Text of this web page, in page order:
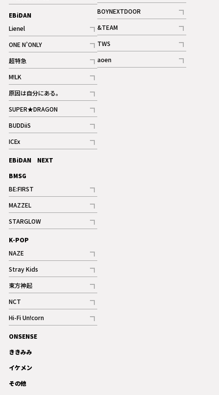
記事
ギャラリー
EBiDAN
Lienel
記事
ONE N’ONLY
記事
超特急
記事
M!LK
記事
原因は自分にある。
記事
SUPER★DRAGON
記事
BUDDiiS
記事
ICEx
記事
EBiDAN NEXT
BMSG
BE:FIRST
記事
ギャラリー
MAZZEL
記事
ギャラリー
STARGLOW
記事
記事
BOYNEXTDOOR
記事
&TEAM
記事
TWS
記事
aoen
記事
K-POP
NAZE
記事
Stray Kids
記事
東方神起
記事
NCT
記事
Hi-Fi Un!corn
記事
ギャラリー
ONSENSE
ききみみ
イケメン
その他